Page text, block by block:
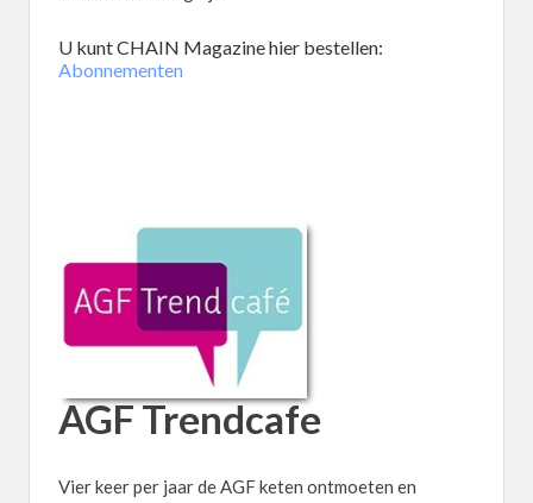
U kunt CHAIN Magazine hier bestellen:
Abonnementen
AGF Trendcafe
Vier keer per jaar de AGF keten ontmoeten en